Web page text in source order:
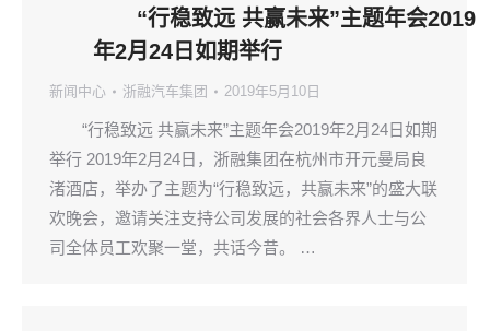
“行稳致远 共赢未来”主题年会2019
年2月24日如期举行
新闻中心 浙融汽车集团 2019年5月10日
“行稳致远 共赢未来”主题年会2019年2月24日如期
举行 2019年2月24日，浙融集团在杭州市开元曼局良
渚酒店，举办了主题为“行稳致远，共赢未来”的盛大联
欢晚会，邀请关注支持公司发展的社会各界人士与公
司全体员工欢聚一堂，共话今昔。 …